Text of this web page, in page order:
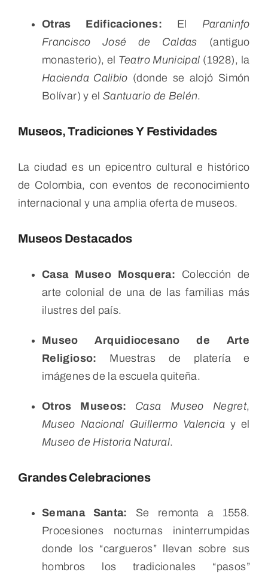
Otras Edificaciones: El Paraninfo
Francisco José de Caldas (antiguo
monasterio), el Teatro Municipal (1928), la
Hacienda Calibio (donde se alojó Simón
Bolívar) y elSantuario de Belén.
Museos, Tradiciones Y Festividades
La ciudad es un epicentro cultural e histórico
de Colombia, con eventos de reconocimiento
internacional y una amplia oferta de museos.
Museos Destacados
Casa Museo Mosquera: Colección de
arte colonial de una de las familias más
ilustres del país.
Museo Arquidiocesano de Arte
Religioso: Muestras de platería e
imágenes de la escuela quiteña.
Otros Museos: Casa Museo Negret,
Museo Nacional Guillermo Valenciay el
Museo de Historia Natural.
Grandes Celebraciones
Semana Santa: Se remonta a 1558.
Procesiones nocturnas ininterrumpidas
donde los “cargueros” llevan sobre sus
hombros los tradicionales “pasos”